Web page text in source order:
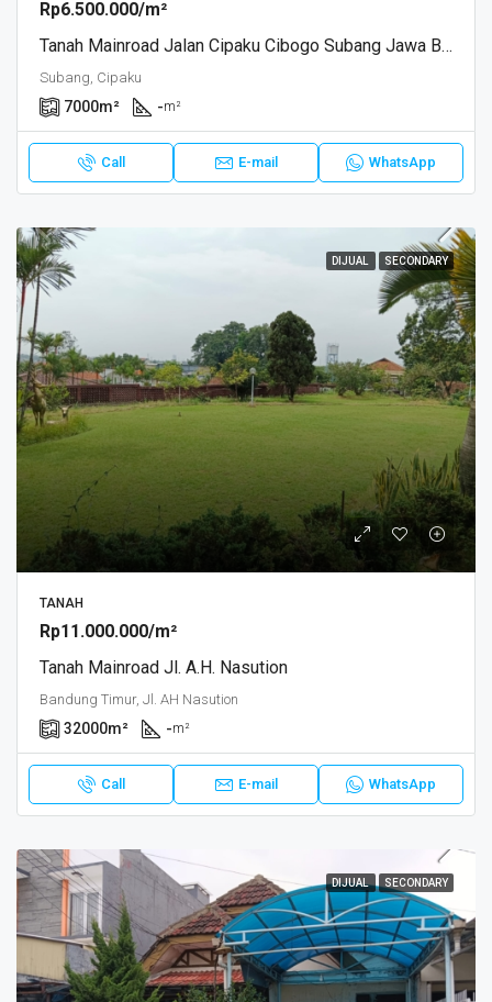
Rp6.500.000/m²
Tanah Mainroad Jalan Cipaku Cibogo Subang Jawa Barat
Subang, Cipaku
7000m² -m²
Call E-mail WhatsApp
DIJUAL SECONDARY
TANAH
Rp11.000.000/m²
Tanah Mainroad Jl. A.H. Nasution
Bandung Timur, Jl. AH Nasution
32000m² -m²
Call E-mail WhatsApp
DIJUAL SECONDARY